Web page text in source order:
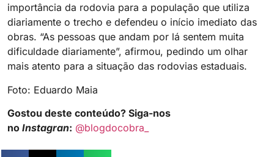
importância da rodovia para a população que utiliza
diariamente o trecho e defendeu o início imediato das
obras. “As pessoas que andam por lá sentem muita
dificuldade diariamente”, afirmou, pedindo um olhar
mais atento para a situação das rodovias estaduais.
Foto: Eduardo Maia
Gostou deste conteúdo? Siga-nos
no Instagran: @blogdocobra_